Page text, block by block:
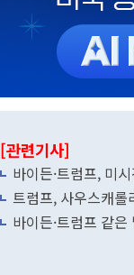
[관련기사]
바이든·트럼프, 미
트럼프, 사우스캐
바이든·트럼프 같